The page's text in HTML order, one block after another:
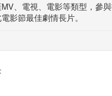
、電視、電影等類型，參
影節最佳劇情長片。